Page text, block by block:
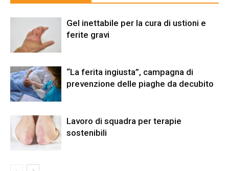
Gel inettabile per la cura di ustioni e
ferite gravi
“La ferita ingiusta”, campagna di
prevenzione delle piaghe da decubito
Lavoro di squadra per terapie
sostenibili